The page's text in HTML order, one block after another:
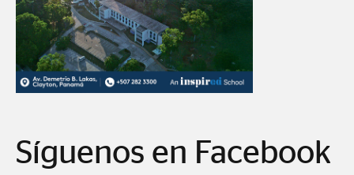
Síguenos en Facebook